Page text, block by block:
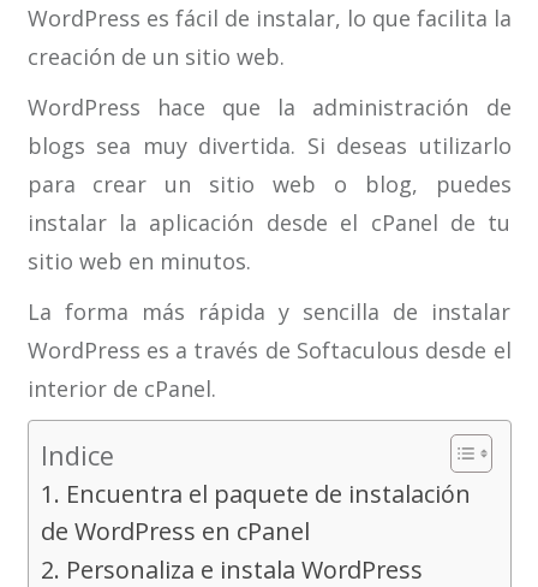
WordPress es fácil de instalar, lo que facilita la
creación de un sitio web.
WordPress hace que la administración de
blogs sea muy divertida. Si deseas utilizarlo
para crear un sitio web o blog, puedes
instalar la aplicación desde el cPanel de tu
sitio web en minutos.
La forma más rápida y sencilla de instalar
WordPress es a través de Softaculous desde el
interior de cPanel.
Indice
1. Encuentra el paquete de instalación
de WordPress en cPanel
2. Personaliza e instala WordPress